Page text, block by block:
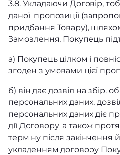
3.8. Укладаючи Договір,
даної пропозиції
придбання Товару),
Замовлення, Покупець
а) Покупець цілком і
згоден з умовами цієї
б) він дає дозвіл на збір,
персональних даних,
персональних даних діє
дії Договору, а також
терміну після закінчення
укладенням договору